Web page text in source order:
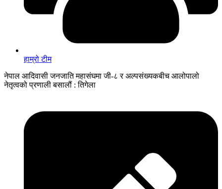
हाम्रो टीम
नेपाल आदिवासी जनजाति महासंघमा जी-८ र अल्पसंख्यकबीच आलोपालो
नेतृत्वको प्रणाली बसालौं : तिगेला